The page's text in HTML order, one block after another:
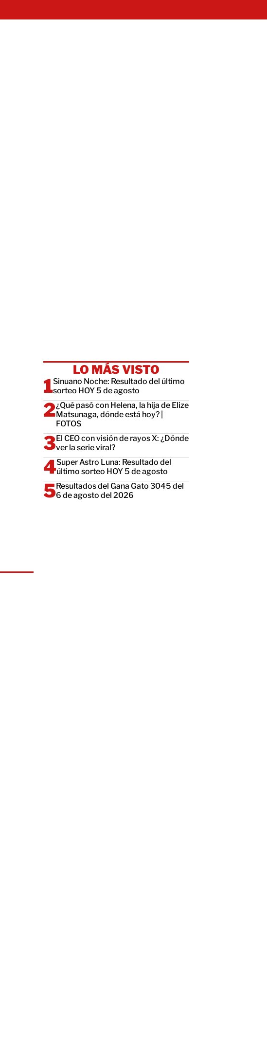
LO MÁS VISTO
Sinuano Noche: Resultado del último
sorteo HOY 5 de agosto
¿Qué pasó con Helena, la hija de Elize
Matsunaga, dónde está hoy? |
FOTOS
El CEO con visión de rayos X: ¿Dónde
ver la serie viral?
Super Astro Luna: Resultado del
último sorteo HOY 5 de agosto
Resultados del Gana Gato 3045 del
6 de agosto del 2026